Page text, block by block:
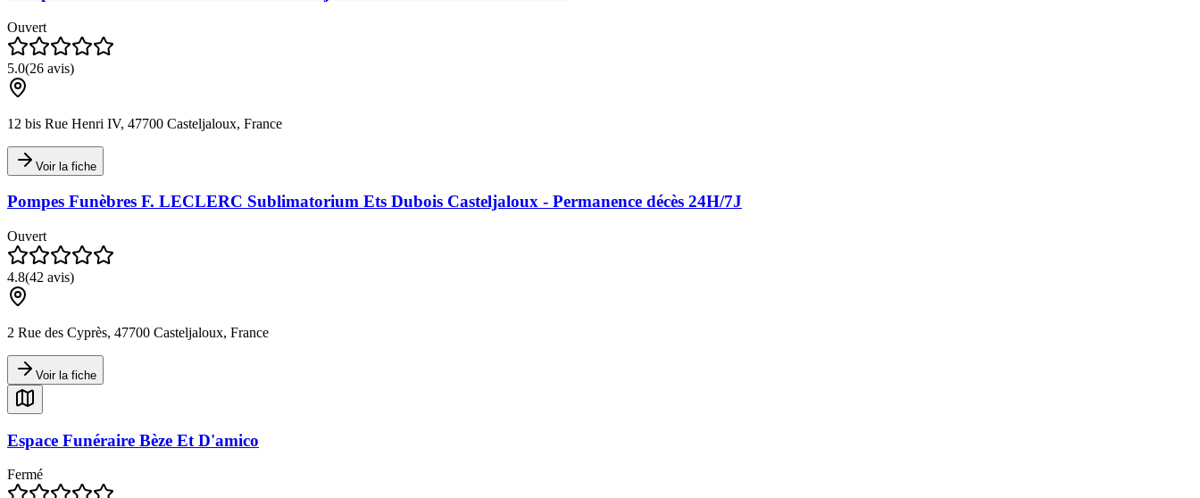
Ouvert
5.0(26 avis)
12 bis Rue Henri IV, 47700 Casteljaloux, France
Voir la fiche
Pompes Funèbres F. LECLERC Sublimatorium Ets Dubois Casteljaloux - Permanence décès 24H/7J
Ouvert
4.8(42 avis)
2 Rue des Cyprès, 47700 Casteljaloux, France
Voir la fiche
Espace Funéraire Bèze Et D'amico
Fermé